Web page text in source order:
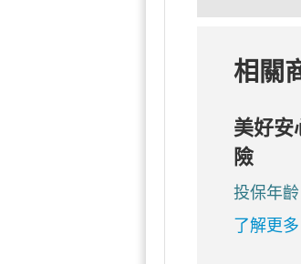
相關
美好安
險
投保年
了解更多